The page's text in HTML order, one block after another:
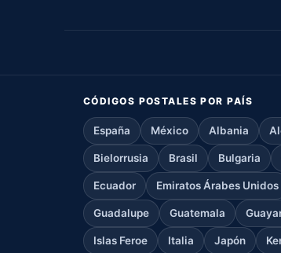
CÓDIGOS POSTALES POR PAÍS
España México Albania
Bielorrusia Brasil Bulgaria
Ecuador Emiratos Árabes Unidos
Guadalupe Guatemala
Islas Feroe Italia Japón